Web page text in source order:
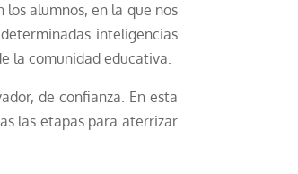
alumnos, en la que nos
inteligencias
la comunidad educativa.
de confianza. En esta
las etapas para aterrizar